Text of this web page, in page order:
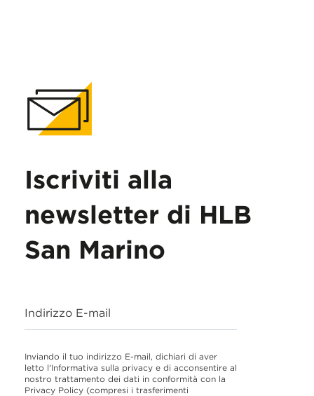
Iscriviti alla
newsletter di HLB
San Marino
Indirizzo E-mail
Inviando il tuo indirizzo E-mail, dichiari di aver
letto l'Informativa sulla privacy e di acconsentire al
nostro trattamento dei dati in conformità con la
Privacy Policy (compresi i trasferimenti